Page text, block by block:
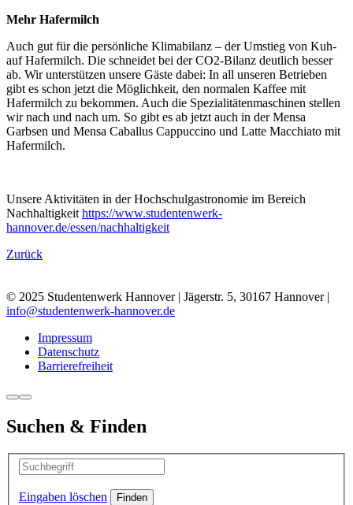
Mehr Hafermilch
Auch gut für die persönliche Klimabilanz – der Umstieg von Kuh-
auf Hafermilch. Die schneidet bei der CO2-Bilanz deutlich besser
ab. Wir unterstützen unsere Gäste dabei: In all unseren Betrieben
gibt es schon jetzt die Möglichkeit, den normalen Kaffee mit
Hafermilch zu bekommen. Auch die Spezialitätenmaschinen stellen
wir nach und nach um. So gibt es ab jetzt auch in der Mensa
Garbsen und Mensa Caballus Cappuccino und Latte Macchiato mit
Hafermilch.
Unsere Aktivitäten in der Hochschulgastronomie im Bereich
Nachhaltigkeit https://www.studentenwerk-
hannover.de/essen/nachhaltigkeit
Zurück
© 2025 Studentenwerk Hannover | Jägerstr. 5, 30167 Hannover |
info@studentenwerk-hannover.de
Impressum
Datenschutz
Barrierefreiheit
Suchen & Finden
Eingaben löschen